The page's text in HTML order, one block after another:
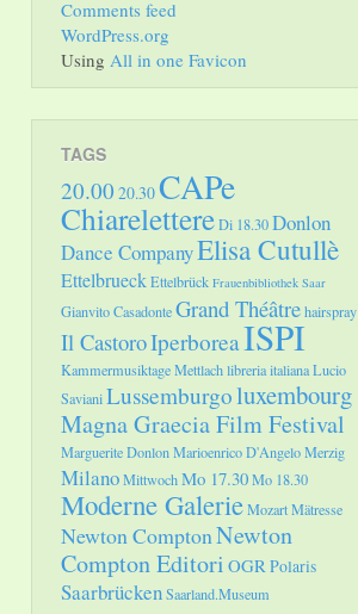
Comments feed
WordPress.org
Using All in one Favicon
TAGS
20.00 20.30CAPe
ChiarelettereDi 18.30Donlon
Dance CompanyElisa Cutullè
EttelbrueckEttelbrück Frauenbibliothek Saar
Gianvito CasadonteGrand Théâtrehairspray
Il CastoroIperboreaISPI
Kammermusiktage Mettlachlibreria italianaLucio
SavianiLussemburgoluxembourg
Magna Graecia Film Festival
Marguerite DonlonMarioenrico D'AngeloMerzig
MilanoMittwochMo 17.30Mo 18.30
Moderne GalerieMozartMätresse
Newton ComptonNewton
Compton Editori OGRPolaris
SaarbrückenSaarland.Museum